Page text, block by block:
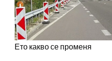
Ето какво се променя